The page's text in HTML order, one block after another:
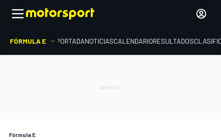
FÓRMULA E PORTADANOTICIASCALENDARIORESULTADOS
Fórmula E